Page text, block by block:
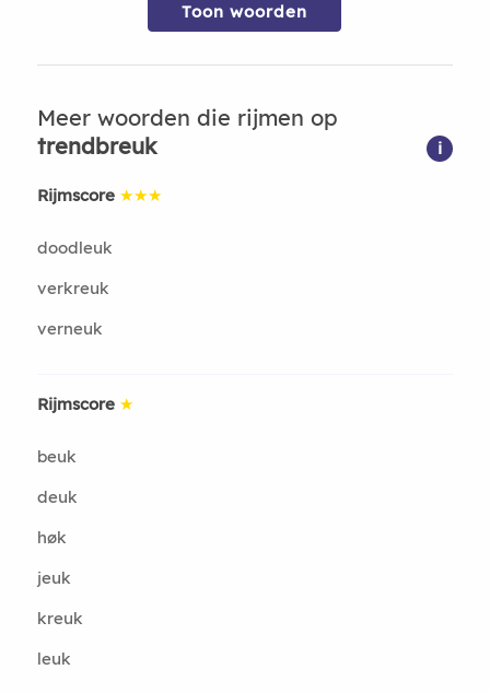
Toon woorden
Meer woorden die rijmen op
trendbreuk
i
Rijmscore ★★★
doodleuk
verkreuk
verneuk
Rijmscore ★
beuk
deuk
høk
jeuk
kreuk
leuk